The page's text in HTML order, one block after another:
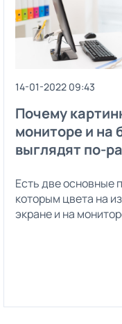
14-01-2022 09:43
Почему
мониторе и на
выглядят по-
Есть две основные
которым цвета на
экране и на